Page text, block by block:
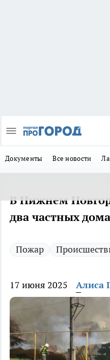
Документы Все новости
В Нижнем
два частных дома
Пожар
17 июня 2025 Алиса